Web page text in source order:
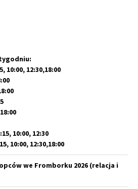
10:00, 12:30,18:00
10:00, 12:30
10:00, 12:30,18:00
we Fromborku 2026 (relacja i